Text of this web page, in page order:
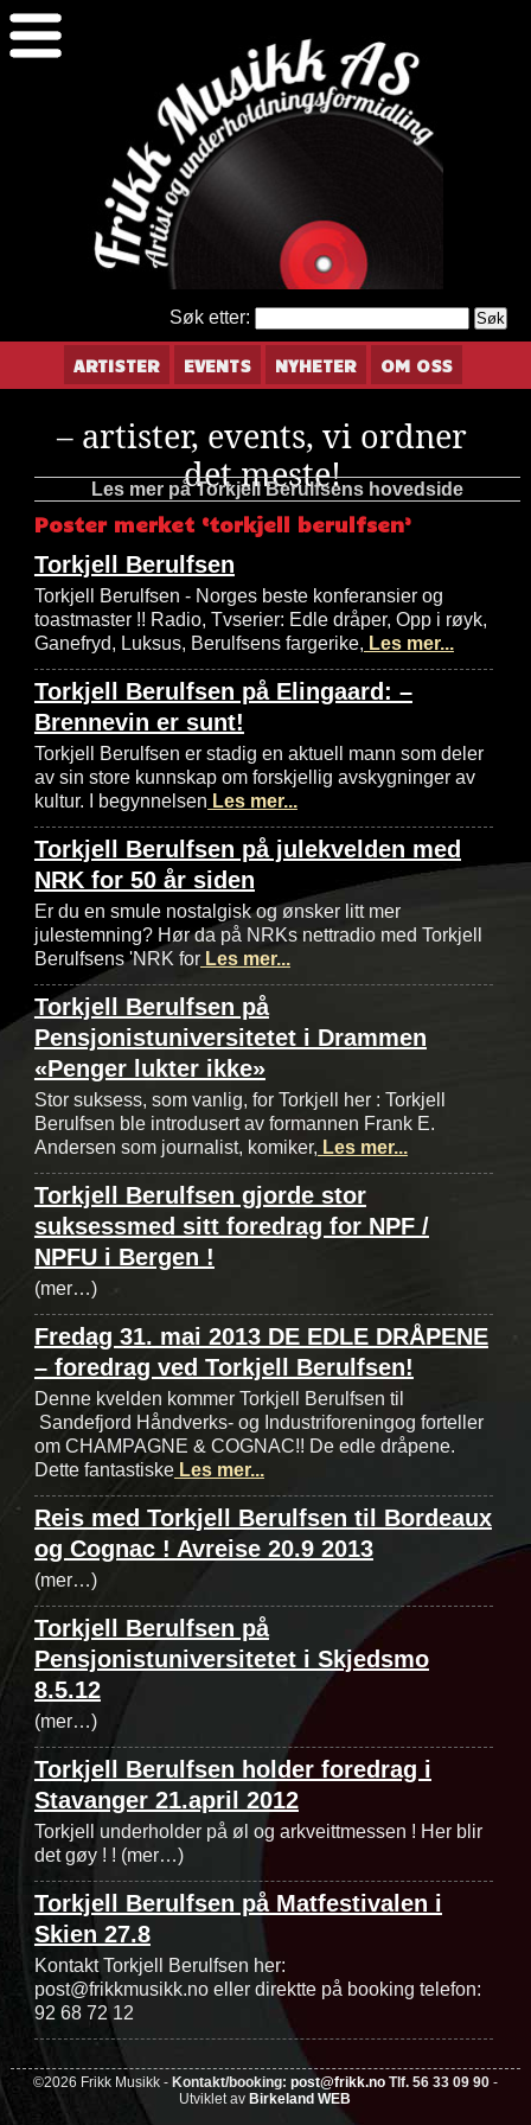
Søk etter:
ARTISTER EVENTS NYHETER OM OSS
– artister, events, vi ordner
det meste!
Les mer på Torkjell Berulfsens hovedside
Poster merket ‘torkjell berulfsen’
Torkjell Berulfsen
Torkjell Berulfsen - Norges beste konferansier og
toastmaster !! Radio, Tvserier: Edle dråper, Opp i røyk,
Ganefryd, Luksus, Berulfsens fargerike, Les mer...
Torkjell Berulfsen på Elingaard: –
Brennevin er sunt!
Torkjell Berulfsen er stadig en aktuell mann som deler
av sin store kunnskap om forskjellig avskygninger av
kultur. I begynnelsen Les mer...
Torkjell Berulfsen på julekvelden med
NRK for 50 år siden
Er du en smule nostalgisk og ønsker litt mer
julestemning? Hør da på NRKs nettradio med Torkjell
Berulfsens 'NRK forLes mer...
Torkjell Berulfsen på
Pensjonistuniversitetet i Drammen
«Penger lukter ikke»
Stor suksess, som vanlig, for Torkjell her : Torkjell
Berulfsen ble introdusert av formannen Frank E.
Andersen som journalist, komiker, Les mer...
Torkjell Berulfsen gjorde stor
suksessmed sitt foredrag for NPF /
NPFU i Bergen !
(mer…)
Fredag 31. mai 2013 DE EDLE DRÅPENE
– foredrag ved Torkjell Berulfsen!
Denne kvelden kommer Torkjell Berulfsen til
Sandefjord Håndverks- og Industriforeningog forteller
om CHAMPAGNE & COGNAC!! De edle dråpene.
Dette fantastiskeLes mer...
Reis med Torkjell Berulfsen til Bordeaux
og Cognac ! Avreise 20.9 2013
(mer…)
Torkjell Berulfsen på
Pensjonistuniversitetet i Skjedsmo
8.5.12
(mer…)
Torkjell Berulfsen holder foredrag i
Stavanger 21.april 2012
Torkjell underholder på øl og arkveittmessen ! Her blir
det gøy ! ! (mer…)
Torkjell Berulfsen på Matfestivalen i
Skien 27.8
Kontakt Torkjell Berulfsen her:
post@frikkmusikk.no eller direktte på booking telefon:
92 68 72 12
©2026 Frikk Musikk - Kontakt/booking: post@frikk.noTlf. 56 33 09 90-
Utviklet av Birkeland WEB